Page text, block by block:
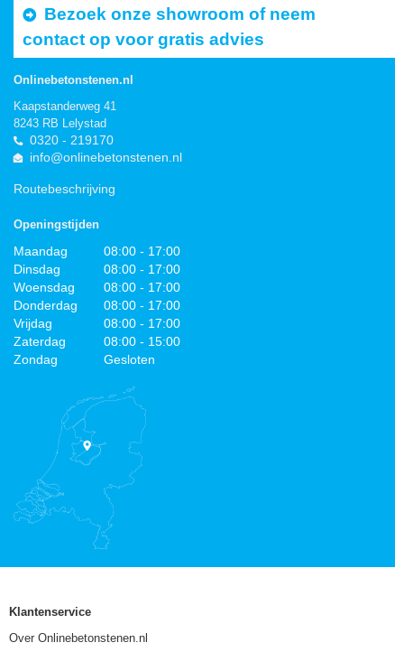
Bezoek onze showroom of neem
contact op voor gratis advies
Onlinebetonstenen.nl
Kaapstanderweg 41
8243 RB Lelystad
0320 - 219170
info@onlinebetonstenen.nl
Routebeschrijving
Openingstijden
Maandag
08:00 - 17:00
Dinsdag
08:00 - 17:00
Woensdag
08:00 - 17:00
Donderdag
08:00 - 17:00
Vrijdag
08:00 - 17:00
Zaterdag
08:00 - 15:00
Zondag
Gesloten
Klantenservice
Over Onlinebetonstenen.nl